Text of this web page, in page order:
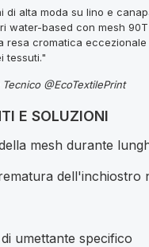
di alta moda su lino e
water-based con mesh 90T
resa cromatica eccezionale
tessuti."
@EcoTextilePrint
E SOLUZIONI
mesh durante
dell'inchiostro
umettante specifico